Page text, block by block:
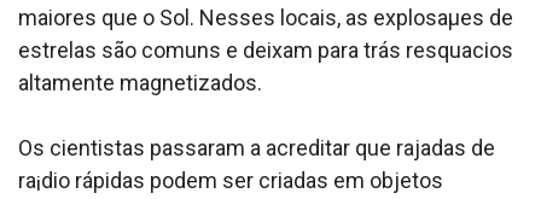
maiores que o Sol. Nesses locais, as explosaµes de
estrelas são comuns e deixam para trás resqua­cios
altamente magnetizados.
Os cientistas passaram a acreditar que rajadas de
ra¡dio rápidas podem ser criadas em objetos